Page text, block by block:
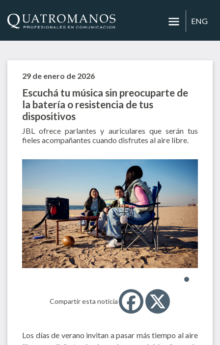
ENG
29 de enero de 2026
Escuchá tu música sin preocuparte de
la batería o resistencia de tus
dispositivos
JBL ofrece parlantes y auriculares que serán tus
fieles acompañantes cuando disfrutes al aire libre.
Compartir esta noticia
Los días de verano invitan a pasar más tiempo al aire